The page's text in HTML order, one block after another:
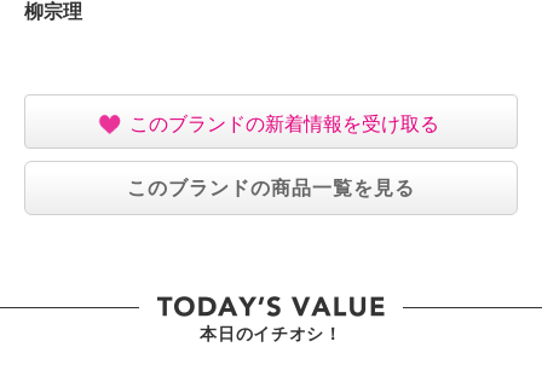
・本体：約３．９ｋｇ（蓋、ハンドル含む）
【使用可能 熱／冷源】
・ガス：可、電磁（ＩＨ）調理器：可（２００Ｖ）、
電熱調理器：可、ハロゲン調理器：可、電子レンジ：
【同梱書類】
・取扱説明書（レシピブック兼用）
柳宗理
このブランドの新着情報を受け取る
このブランドの商品一覧を見る
本日のイチオシ！